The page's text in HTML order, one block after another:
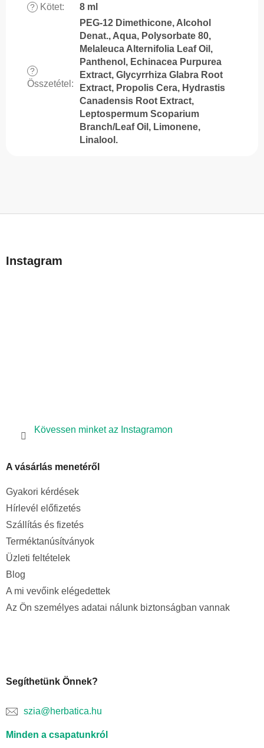
? Kötet: 8 ml
?
Összetétel :
PEG-12 Dimethicone, Alcohol
Denat., Aqua, Polysorbate 80,
Melaleuca Alternifolia Leaf Oil,
Panthenol, Echinacea Purpurea
Extract, Glycyrrhiza Glabra Root
Extract, Propolis Cera, Hydrastis
Canadensis Root Extract,
Leptospermum Scoparium
Branch/Leaf Oil, Limonene,
Linalool.
bInstagram
Kövessen minket az Instagramon
A vásárlás menetéről
Gyakori kérdések
Hírlevél előfizetés
Szállítás és fizetés
Terméktanúsítványok
Üzleti feltételek
Blog
A mi vevőink elégedettek
Az Ön személyes adatai nálunk biztonságban vannak
Segíthetünk Önnek?
szia@herbatica.hu
Minden a csapatunkról